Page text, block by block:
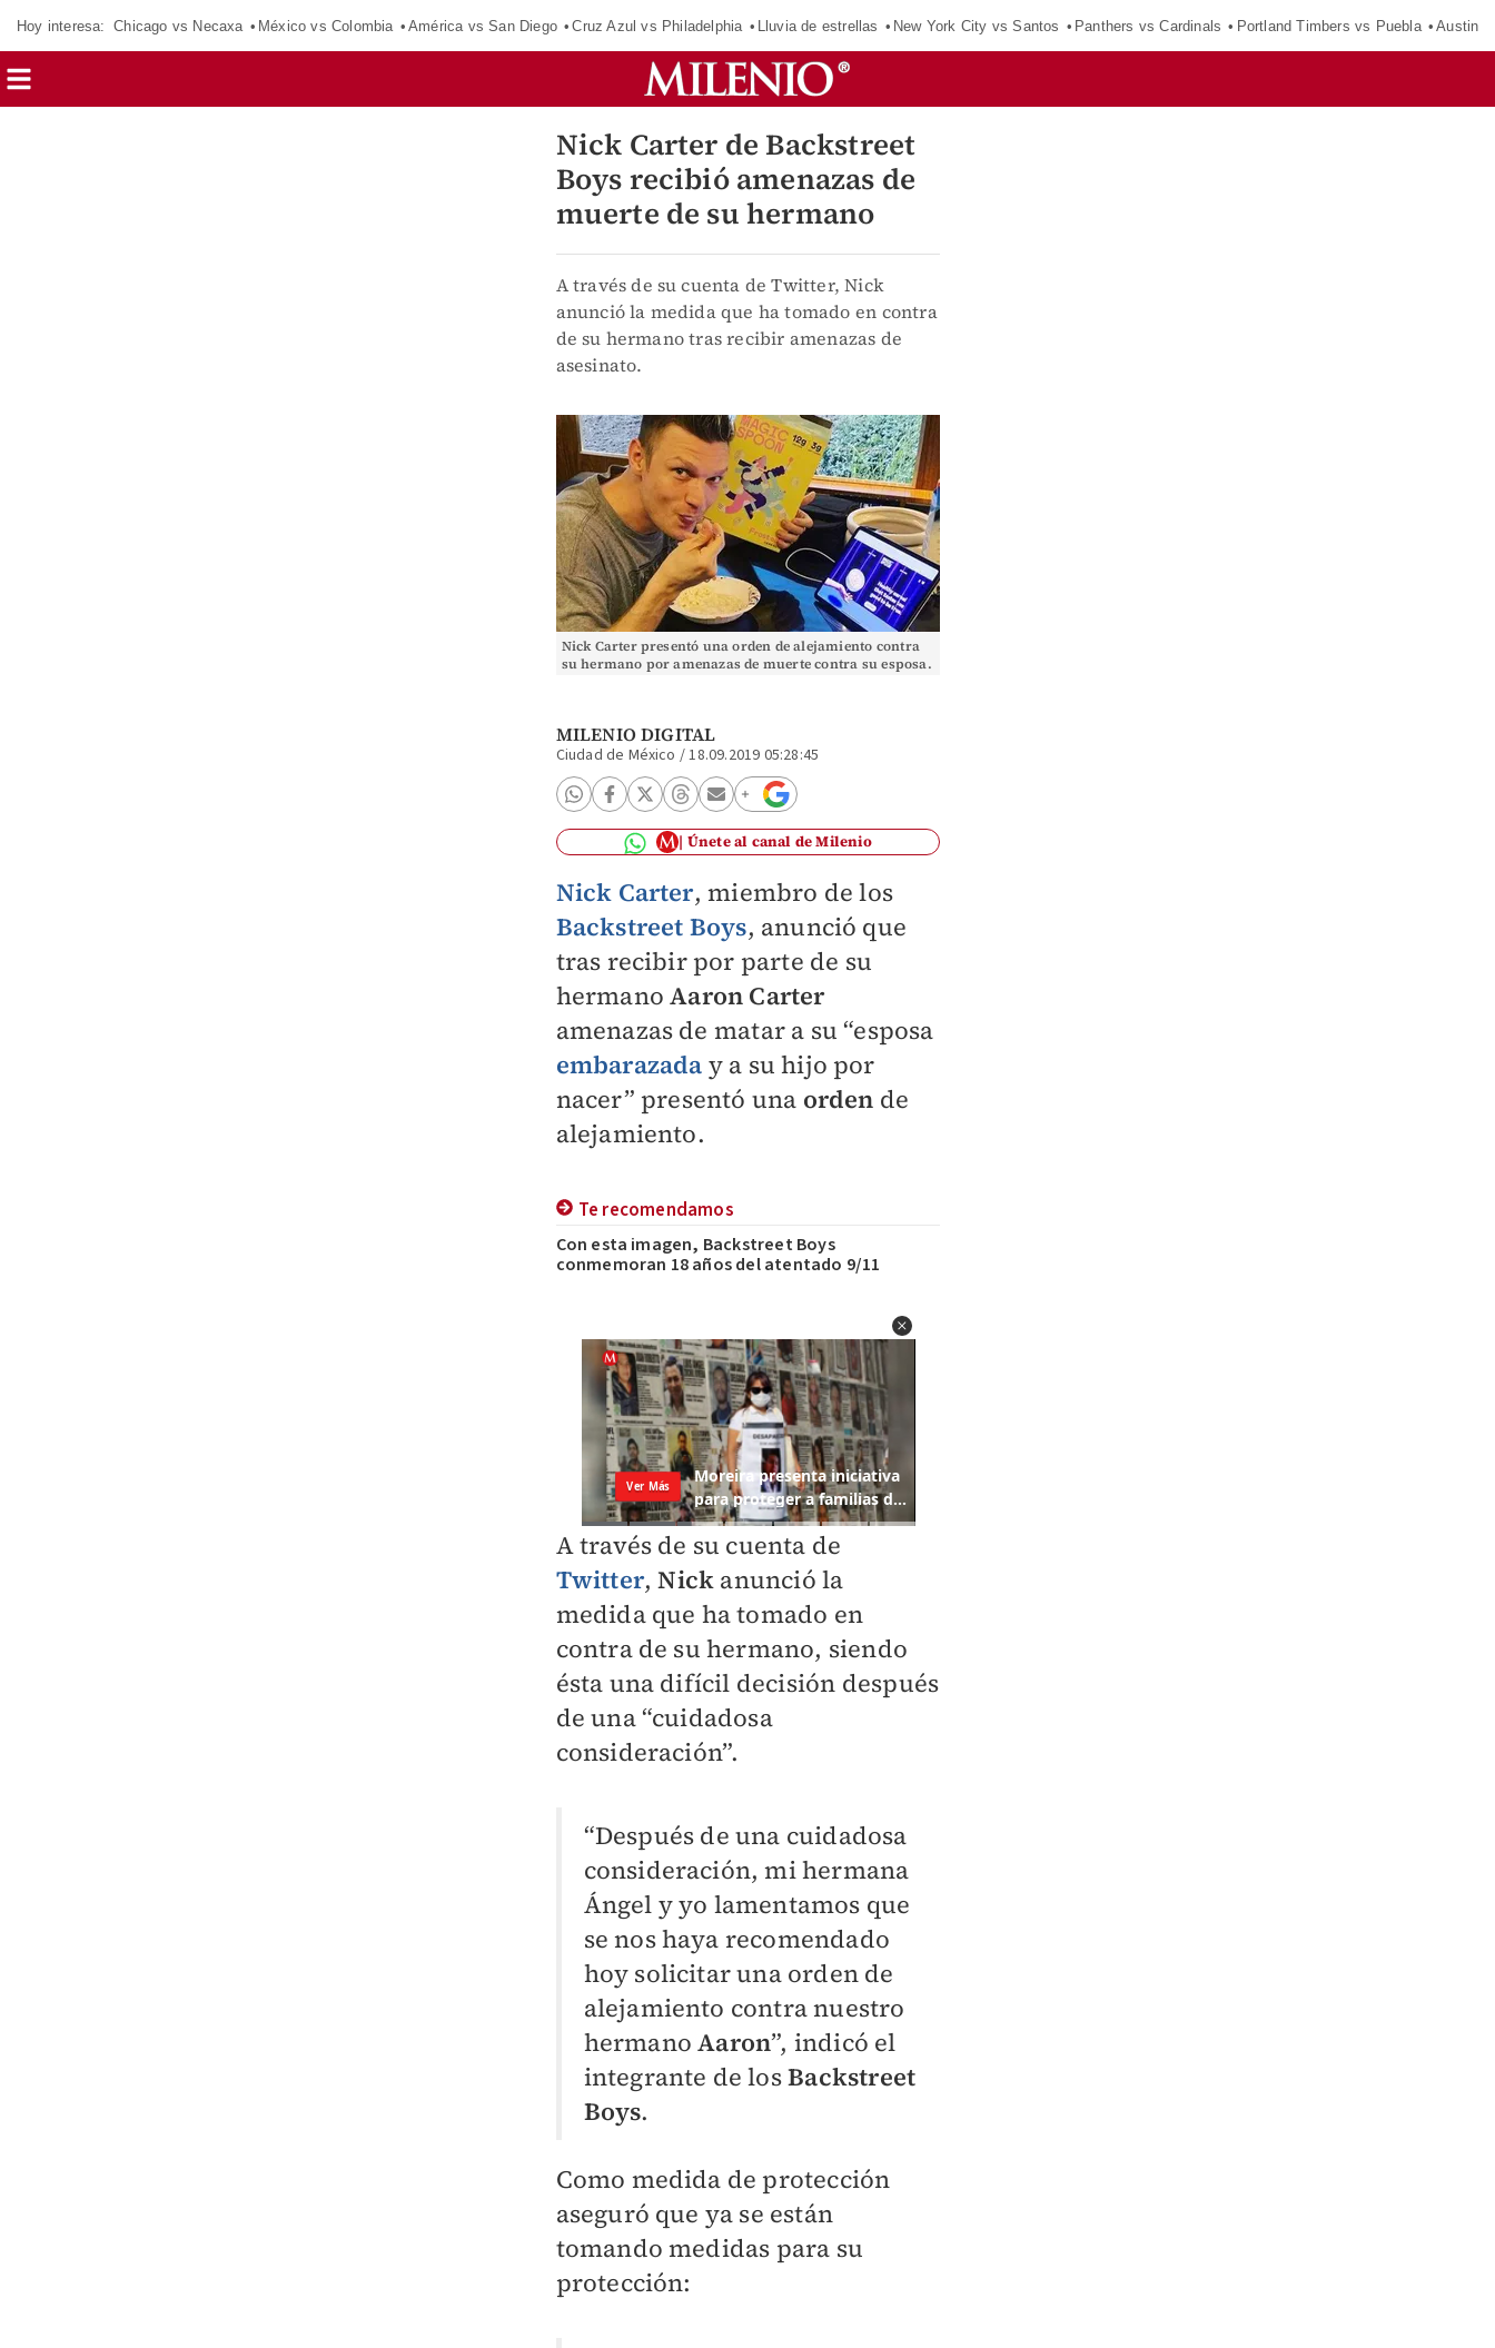
Hoy interesa: Chicago vs Necaxa México vs Colombia América vs San Diego Cruz Azul vs Philadelphia Lluvia de estrellas New York City vs Santos Panthers vs Cardinals Portland Timbers vs Puebla Austin
Nick Carter de Backstreet
Boys recibió amenazas de
muerte de su hermano
A través de su cuenta de Twitter, Nick
anunció la medida que ha tomado en contra
de su hermano tras recibir amenazas de
asesinato.
Nick Carter presentó una orden de alejamiento contra
su hermano por amenazas de muerte contra su esposa.
MILENIO DIGITAL
Ciudad de México /18.09.2019 05:28:45
Únete al canal de Milenio
Nick Carter, miembro de los
Backstreet Boys, anunció que
tras recibir por parte de su
hermanoAaron Carter
amenazas de matar a su “esposa
embarazada y a su hijo por
nacer” presentó una orden de
alejamiento.
Te recomendamos
Con esta imagen, Backstreet Boys
conmemoran 18 años del atentado 9/11
A través de su cuenta de
Twitter,Nick anunció la
medida que ha tomado en
contra de su hermano, siendo
ésta una difícil decisión después
de una “cuidadosa
consideración”.
“Después de una cuidadosa
consideración, mi hermana
Ángel y yo lamentamos que
se nos haya recomendado
hoy solicitar una orden de
alejamiento contra nuestro
hermanoAaron”, indicó el
integrante de losBackstreet
Boys.
Como medida de protección
aseguró que ya se están
tomando medidas para su
protección: